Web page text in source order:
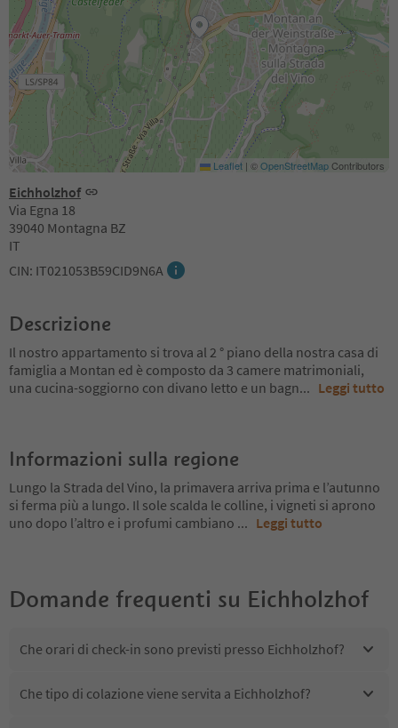
Eichholzhof
Via Egna 18
39040 Montagna BZ
IT
CIN: IT021053B59CID9N6A
Leaflet | ©OpenStreetMapContributors
Descrizione
Il nostro appartamento si trova al 2 ° piano della nostra casa di
famiglia a Montan ed è composto da 3 camere matrimoniali,
una cucina-soggiorno con divano letto e un bagn... Leggi tutto
Informazioni sulla regione
Lungo la Strada del Vino, la primavera arriva prima e l’autunno
si ferma più a lungo. Il sole scalda le colline, i vigneti si aprono
uno dopo l’altro e i profumi cambiano ... Leggi tutto
Domande frequenti su Eichholzhof
Che orari di check-in sono previsti presso Eichholzhof?
Che tipo di colazione viene servita a Eichholzhof?